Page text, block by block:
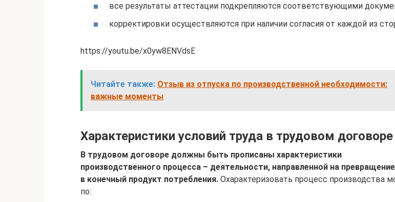
все результаты аттестации подкрепляются соответствующими
корректировки осуществляются при наличии согласия от каждой из
https://youtu.be/x0yw8ENVdsE
Читайте также: Отзыв из отпуска по производственной необходимости:
важные моменты
Характеристики условий труда в трудовом договоре
В трудовом договоре должны быть прописаны характеристики
производственного процесса – деятельности, направленной на
в конечный продукт потребления. Охарактеризовать процесс производства
по: